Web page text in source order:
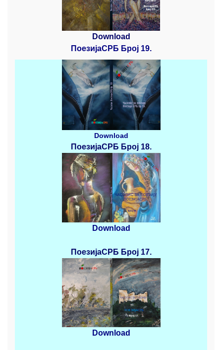
Download
ПоезијаСРБ Број 19.
Download
ПоезијаСРБ Број 18.
Download
ПоезијаСРБ Број 17.
Download